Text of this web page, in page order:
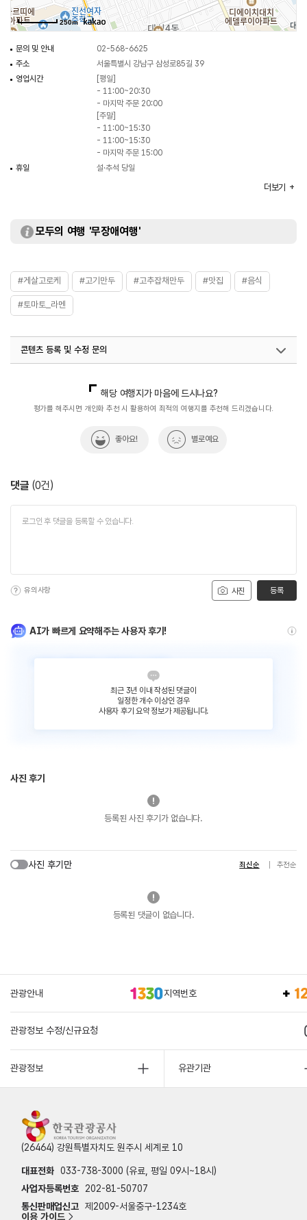
250m
문의 및 안내
02-568-6625
주소
서울특별시 강남구 삼성로85길 39
영업시간
[평일]
- 11:00~20:30
- 마지막 주문 20:00
[주말]
- 11:00~15:30
- 11:00~15:30
- 마지막 주문 15:00
휴일
설·추석 당일
화장실
있음
더보기
모두의 여행 '무장애여행'
#게살고로케 #고기만두 #고추잡채만두 #맛집 #음식
#토마토_라멘
콘텐츠 등록 및 수정 문의
해당 여행지가 마음에 드시나요?
평가를 해주시면 개인화 추천 시 활용하여 최적의 여행지를 추천해 드리겠습니다.
좋아요! 별로예요
댓글 (0건)
사진
유의사항 등록
AI가 빠르게 요약해주는 사용자 후기!
최근 3년 이내 작성된 댓글이
일정한 개수 이상인 경우
사용자 후기 요약 정보가 제공됩니다.
사진 후기
등록된 사진 후기가 없습니다.
사진 후기만 최신순 추천순
등록된 댓글이 없습니다.
관광안내 지역번호
관광정보 수정/신규요청
관광정보 유관기관
(26464) 강원특별자치도 원주시 세계로 10
대표전화 033-738-3000 (유료, 평일 09시~18시)
사업자등록번호
202-81-50707
통신판매업신고 제2009-서울중구-1234호
이용 가이드